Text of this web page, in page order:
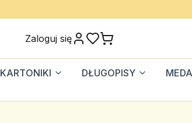
Zaloguj się
KARTONIKI DŁUGOPISY